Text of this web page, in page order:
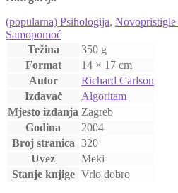
(popularna) Psihologija,
Samopomoć
Težina
350 g
Format
14 × 17 cm
Autor
Richard Carlson
Izdavač
Algoritam
Mjesto izdanja Zagreb
Godina
2004
Broj stranica 320
Uvez
Meki
Stanje knjige Vrlo dobro